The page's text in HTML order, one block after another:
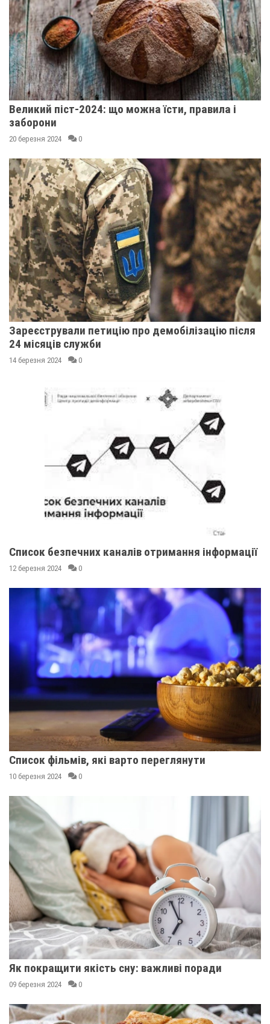
Великий піст-2024: що можна їсти, правила і
заборони
20 березня 2024 0
Зареєстрували петицію про демобілізацію після
24 місяців служби
14 березня 2024 0
Список безпечних каналів отримання інформації
12 березня 2024 0
Список фільмів, які варто переглянути
10 березня 2024 0
Як покращити якість сну: важливі поради
09 березня 2024 0